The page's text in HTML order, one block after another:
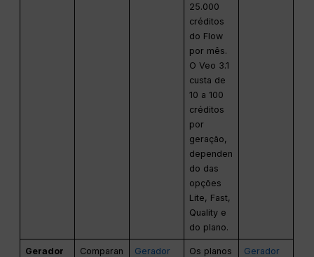
25.000
créditos
do Flow
por mês.
O Veo 3.1
custa de
10 a 100
créditos
por
geração,
dependen
do das
opções
Lite, Fast,
Quality e
do plano.
Gerador
Comparan
Gerador
Os planos
Gerador